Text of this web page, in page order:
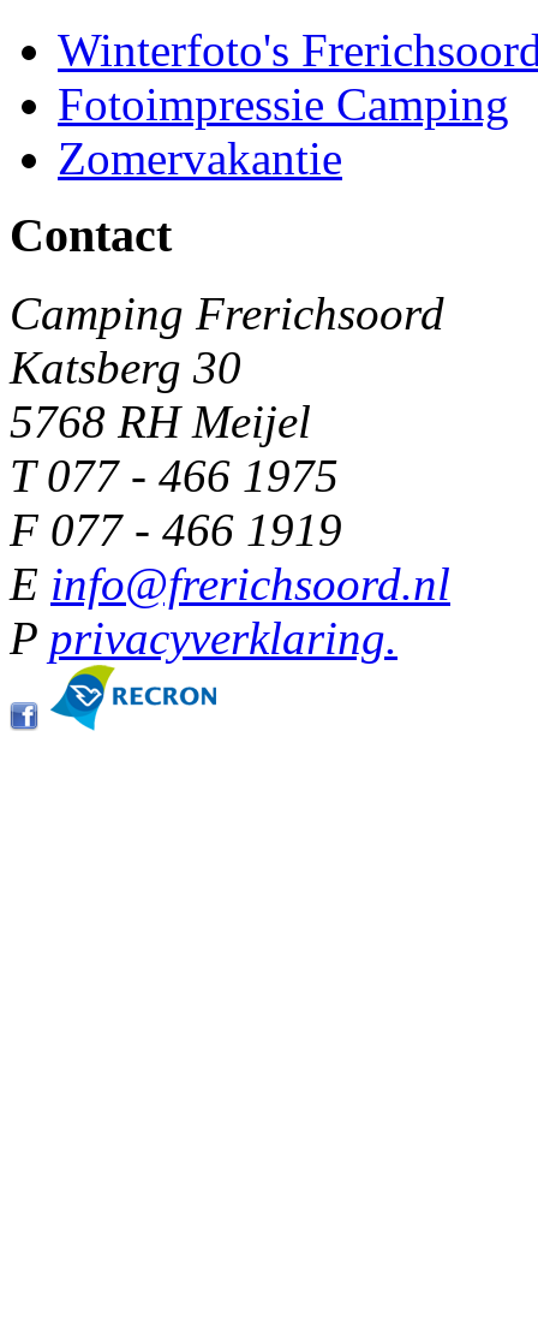
Winterfoto's
Fotoimpressie Camping
Zomervakantie
Contact
Camping Frerichsoord
Katsberg 30
5768 RH Meijel
T 077 - 466 1975
F 077 - 466 1919
E info@frerichsoord.nl
P privacyverklaring.